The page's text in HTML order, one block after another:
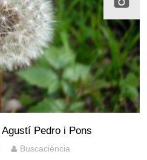
Pedro i Pons
Buscaciència